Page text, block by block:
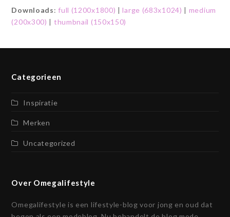
Downloads:full (1200x1800) |large (683x1024)
medium
(200x300)
thumbnail (150x150)
Categorieen
Inspiratie
Merken
Uncategorized
Over Omegalifestyle
Omegalifestyle is een lifestyle-blog voor jong en oud dat